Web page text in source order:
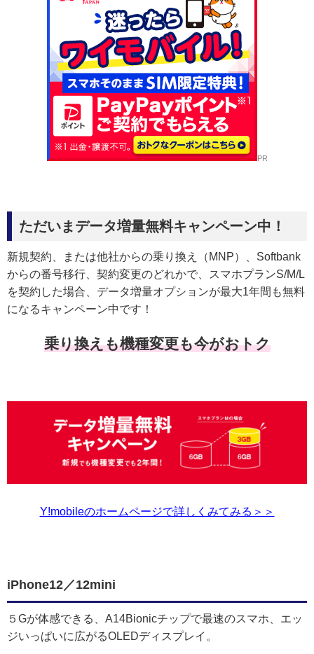
PR
ただいまデータ増量無料キャンペーン中！
新規契約、または他社からの乗り換え（MNP）、Softbank
からの番号移行、契約変更のどれかで、スマホプランS/M/L
を契約した場合、データ増量オプションが最大1年間も無料
になるキャンペーン中です！
乗り換えも機種変更も今がおトク
Y!mobileのホームページで詳しくみてみる＞＞
iPhone12／12mini
５Gが体感できる、A14Bionicチップで最速のスマホ、エッ
ジいっぱいに広がるOLEDディスプレイ。